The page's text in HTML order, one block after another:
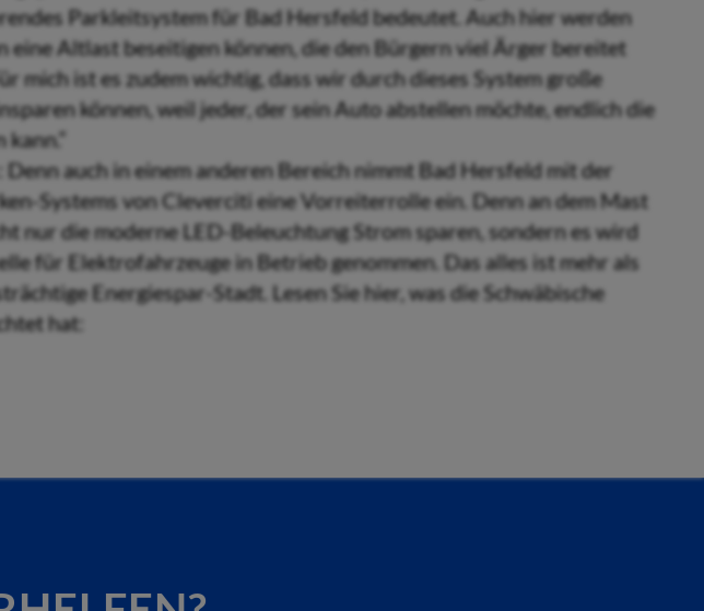
Parkleitsystem für Bad Hersfeld bedeutet. Auch hier werden
eine Altlast beseitigen können, die den Bürgern viel Ärger bereitet
mich ist es zudem wichtig, dass wir durch dieses System große
können, weil jeder, der sein Auto abstellen möchte, endlich die
auch in einem anderen Bereich nimmt Bad Hersfeld mit der
Systems von Cleverciti eine Vorreiterrolle ein. Denn an dem Mast
nur die moderne LED-Beleuchtung Strom sparen, sondern es wird
für Elektrofahrzeuge in Betrieb genommen. Das alles ist mehr als
Energiespar-Stadt. Lesen Sie hier, was die Schwäbische
hat: